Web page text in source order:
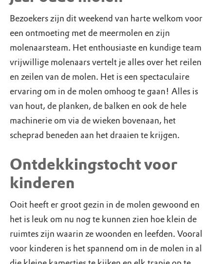
Bezoekers zijn dit weekend van harte welkom voor
een ontmoeting met de meermolen en zijn
molenaarsteam. Het enthousiaste en kundige team
vrijwillige molenaars vertelt je alles over het reilen
en zeilen van de molen. Het is een spectaculaire
ervaring om in de molen omhoog te gaan! Alles is
van hout, de planken, de balken en ook de hele
machinerie om via de wieken bovenaan, het
scheprad beneden aan het draaien te krijgen.
Ontdekkingstocht voor
kinderen
Ooit heeft er groot gezin in de molen gewoond en
het is leuk om nu nog te kunnen zien hoe klein de
ruimtes zijn waarin ze woonden en leefden. Vooral
voor kinderen is het spannend om in de molen in al